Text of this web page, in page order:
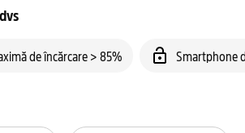
de încărcare > 85% Smartphone